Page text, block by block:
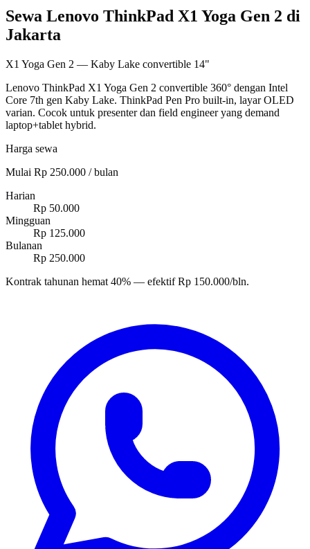
Sewa Lenovo ThinkPad X1 Yoga Gen 2 di
Jakarta
X1 Yoga Gen 2 — Kaby Lake convertible 14"
Lenovo ThinkPad X1 Yoga Gen 2 convertible 360° dengan Intel
Core 7th gen Kaby Lake. ThinkPad Pen Pro built-in, layar OLED
varian. Cocok untuk presenter dan field engineer yang demand
laptop+tablet hybrid.
Harga sewa
Mulai Rp 250.000 / bulan
Harian
Rp 50.000
Mingguan
Rp 125.000
Bulanan
Rp 250.000
Kontrak tahunan hemat 40% — efektif Rp 150.000/bln.